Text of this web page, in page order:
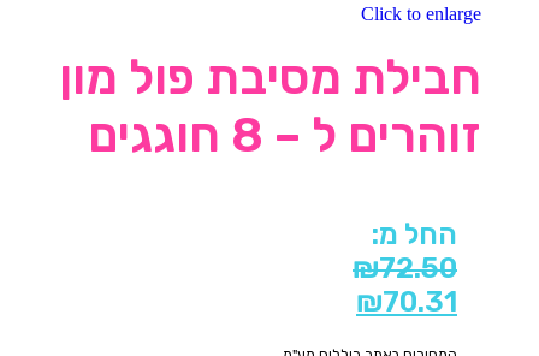
Click to enlarge
חבילת מסיבת פול מון
זוהרים ל – 8 חוגגים
החל מ:
₪72.50
₪70.31